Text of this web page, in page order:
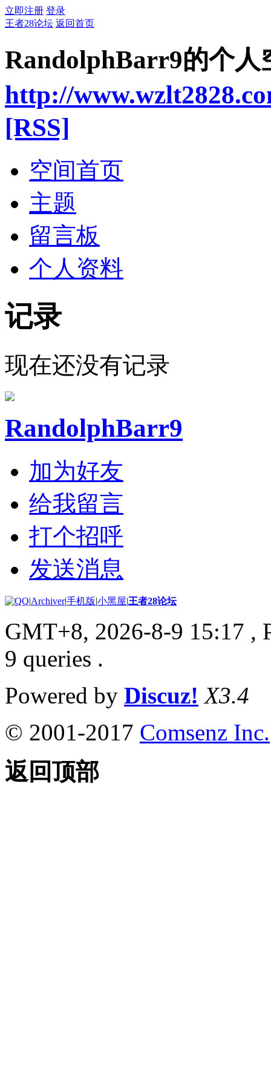
立即注册 登录
王者28论坛 返回首页
RandolphBarr9的个人
http://
[RSS]
空间首页
主题
留言板
个人资料
记录
现在还没有记录
RandolphBarr9
加为好友
给我留言
打个招呼
发送消息
|Archiver|手机版|小黑屋|王者28论坛
GMT+8, 2026-8-9 15:17 ,
9 queries .
Powered by Discuz! X3.4
© 2001-2017 Comsenz Inc.
返回顶部